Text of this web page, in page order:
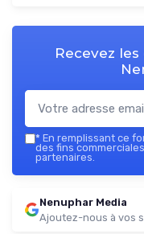
Recevez
* En remplissant ce
des fins
partenaires.
Nenuphar Media
Ajoutez-nous à vos